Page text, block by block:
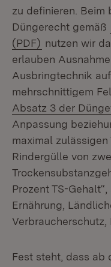
zu definieren. Beim
Düngerecht gemäß
(PDF) (Öffnet in
nutzen wir
erlauben
Ausbringtechnik
mehrschnittigem
Absatz 3 der
Anpassung
maximal
Rindergülle von
Prozent TS-
Ernährung,
Verbraucherschutz,
Fest steht, dass ab